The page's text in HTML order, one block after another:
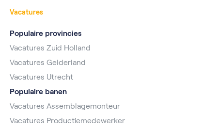
Vacatures
Populaire provincies
Vacatures Zuid Holland
Vacatures Gelderland
Vacatures Utrecht
Populaire banen
Vacatures Assemblagemonteur
Vacatures Productiemedewerker